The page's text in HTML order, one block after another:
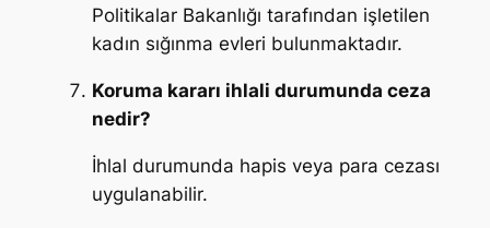
Politikalar Bakanlığı tarafından işletilen
kadın sığınma evleri bulunmaktadır.
Koruma kararı ihlali durumunda ceza
nedir?
İhlal durumunda hapis veya para cezası
uygulanabilir.